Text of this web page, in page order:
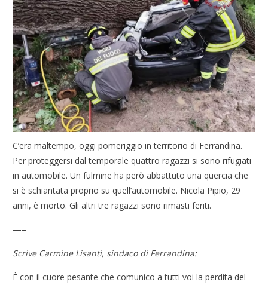
C’era maltempo, oggi pomeriggio in territorio di Ferrandina.
Per proteggersi dal temporale quattro ragazzi si sono rifugiati
in automobile. Un fulmine ha però abbattuto una quercia che
si è schiantata proprio su quell’automobile. Nicola Pipio, 29
anni, è morto. Gli altri tre ragazzi sono rimasti feriti.
—–
Scrive Carmine Lisanti, sindaco di Ferrandina:
È con il cuore pesante che comunico a tutti voi la perdita del